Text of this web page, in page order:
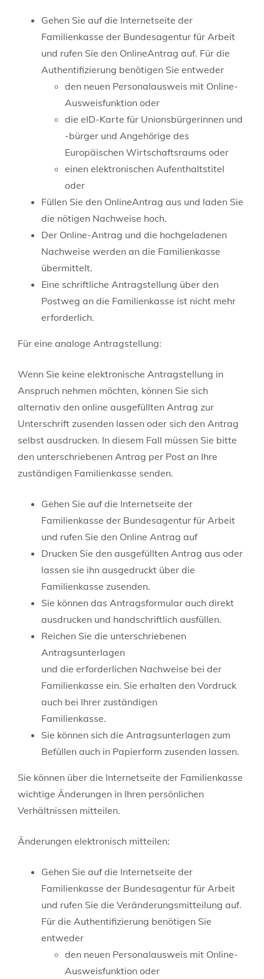
Gehen Sie auf die Internetseite der
Familienkasse der Bundesagentur für Arbeit
und rufen Sie den OnlineAntrag auf. Für die
Authentifizierung benötigen Sie entweder
den neuen Personalausweis mit Online-
Ausweisfunktion oder
die eID-Karte für Unionsbürgerinnen und
-bürger und Angehörige des
Europäischen Wirtschaftsraums oder
einen elektronischen Aufenthaltstitel
oder
Füllen Sie den OnlineAntrag aus und laden Sie
die nötigen Nachweise hoch.
Der Online-Antrag und die hochgeladenen
Nachweise werden an die Familienkasse
übermittelt.
Eine schriftliche Antragstellung über den
Postweg an die Familienkasse ist nicht mehr
erforderlich.
Für eine analoge Antragstellung:
Wenn Sie keine elektronische Antragstellung in
Anspruch nehmen möchten, können Sie sich
alternativ den online ausgefüllten Antrag zur
Unterschrift zusenden lassen oder sich den Antrag
selbst ausdrucken. In diesem Fall müssen Sie bitte
den unterschriebenen Antrag per Post an Ihre
zuständigen Familienkasse senden.
Gehen Sie auf die Internetseite der
Familienkasse der Bundesagentur für Arbeit
und rufen Sie den Online Antrag auf
Drucken Sie den ausgefüllten Antrag aus oder
lassen sie ihn ausgedruckt über die
Familienkasse zusenden.
Sie können das Antragsformular auch direkt
ausdrucken und handschriftlich ausfüllen.
Reichen Sie die unterschriebenen
Antragsunterlagen
und die erforderlichen Nachweise bei der
Familienkasse ein. Sie erhalten den Vordruck
auch bei Ihrer zuständigen
Familienkasse.
Sie können sich die Antragsunterlagen zum
Befüllen auch in Papierform zusenden lassen.
Sie können über die Internetseite der Familienkasse
wichtige Änderungen in Ihren persönlichen
Verhältnissen mitteilen.
Änderungen elektronisch mitteilen:
Gehen Sie auf die Internetseite der
Familienkasse der Bundesagentur für Arbeit
und rufen Sie die Veränderungsmitteilung auf.
Für die Authentifizierung benötigen Sie
entweder
den neuen Personalausweis mit Online-
Ausweisfunktion oder